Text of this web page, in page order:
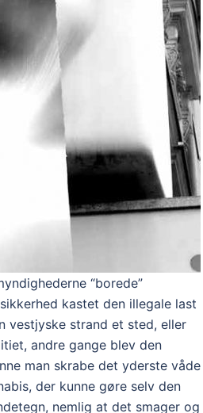
“borede”
kastet den illegale last
vestjyske strand et sted, eller
andre gange blev den
man skrabe det yderste våde
der kunne gøre selv den
nemlig at det smager og